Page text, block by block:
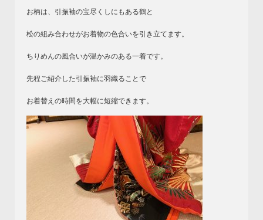
お柄は、引振袖の宝尽くしにもある鶴と
松の組み合わせがお着物の色合いを引き立てます。
ちりめんの風合いが温かみのある一着です。
先程ご紹介した引振袖に羽織ることで
お着替えの時間を大幅に短縮できます。